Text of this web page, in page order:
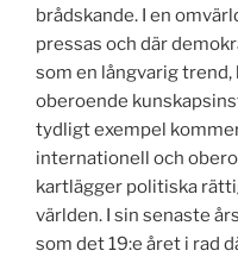
brådskande. I en
pressas och där
som en långvarig
oberoende
tydligt exempel
internationell och
kartlägger politiska
världen. I sin senaste
som det 19:e året i rad